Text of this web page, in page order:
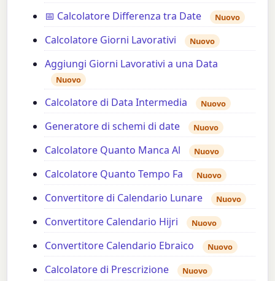
📅 Calcolatore Differenza tra Date Nuovo
Calcolatore Giorni Lavorativi Nuovo
Aggiungi Giorni Lavorativi a una Data
Nuovo
Calcolatore di Data Intermedia Nuovo
Generatore di schemi di date Nuovo
Calcolatore Quanto Manca Al Nuovo
Calcolatore Quanto Tempo Fa Nuovo
Convertitore di Calendario Lunare Nuovo
Convertitore Calendario Hijri Nuovo
Convertitore Calendario Ebraico Nuovo
Calcolatore di Prescrizione Nuovo